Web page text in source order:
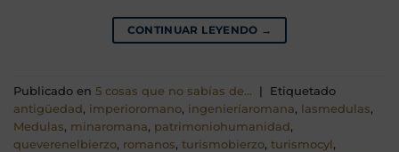
CONTINUAR LEYENDO →
Publicado en 5 cosas que no sabías de... |
Etiquetado
antigüedad, imperioromano, ingenieríaromana, lasmedulas,
Medulas, minaromana, patrimoniohumanidad,
queverenelbierzo, romanos, turismobierzo, turismocyl,